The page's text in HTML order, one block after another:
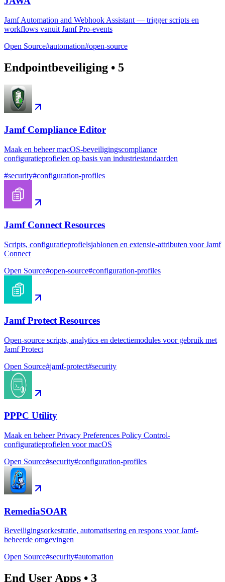
Jamf Automation and Webhook Assistant — trigger scripts en
workflows vanuit Jamf Pro-events
Open Source#automation#open-source
Endpointbeveiliging • 5
Jamf Compliance Editor
Maak en beheer macOS-beveiligingscompliance
configuratieprofielen op basis van industriestandaarden
#security#configuration-profiles
Jamf Connect Resources
Scripts, configuratieprofielsjablonen en extensie-attributen voor Jamf
Connect
Open Source#open-source#configuration-profiles
Jamf Protect Resources
Open-source scripts, analytics en detectiemodules voor gebruik met
Jamf Protect
Open Source#jamf-protect#security
PPPC Utility
Maak en beheer Privacy Preferences Policy Control-
configuratieprofielen voor macOS
Open Source#security#configuration-profiles
RemediaSOAR
Beveiligingsorkestratie, automatisering en respons voor Jamf-
beheerde omgevingen
Open Source#security#automation
End User Apps • 3